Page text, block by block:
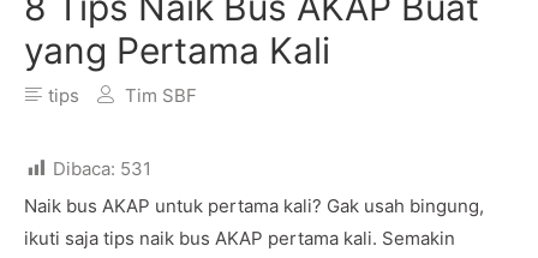
yang Pertama Kali
tips Tim SBF
Dibaca: 531
Naik bus AKAP untuk pertama kali? Gak usah bingung,
ikuti saja tips naik bus AKAP pertama kali. Semakin